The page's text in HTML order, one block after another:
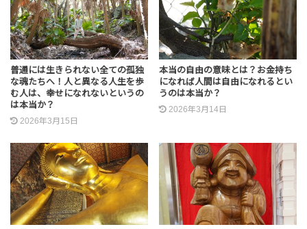
普通には生きられない全ての孤独
な魂たちへ！人と異なる人生を歩
む人は、幸せになれないというの
は本当か？
2026年3月15日
本当の自由の意味とは？お金持ち
になれば人間は自由になれるとい
うのは本当か？
2026年3月14日